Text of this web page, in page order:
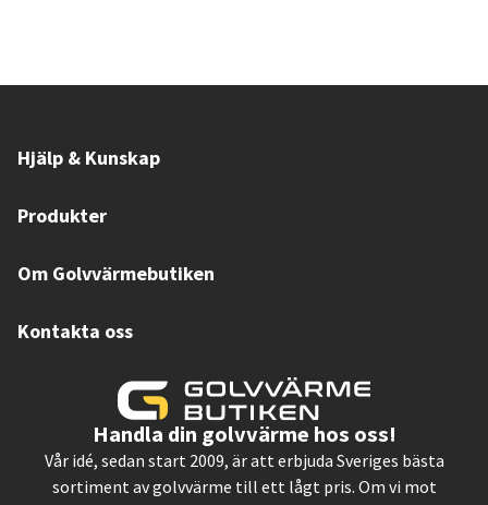
Hjälp & Kunskap
Produkter
Om Golvvärmebutiken
Kontakta oss
Handla din golvvärme hos oss!
Vår idé, sedan start 2009, är att erbjuda Sveriges bästa
sortiment av golvvärme till ett lågt pris. Om vi mot